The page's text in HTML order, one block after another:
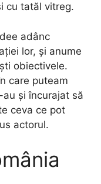
cu tatăl vitreg.
adânc
lor, și anume
obiectivele.
care puteam
și încurajat să
ceva ce pot
actorul.